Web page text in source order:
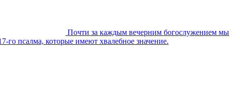
Почти за каждым вечерним богослужением мы
го псалма, которые имеют хвалебное значение.